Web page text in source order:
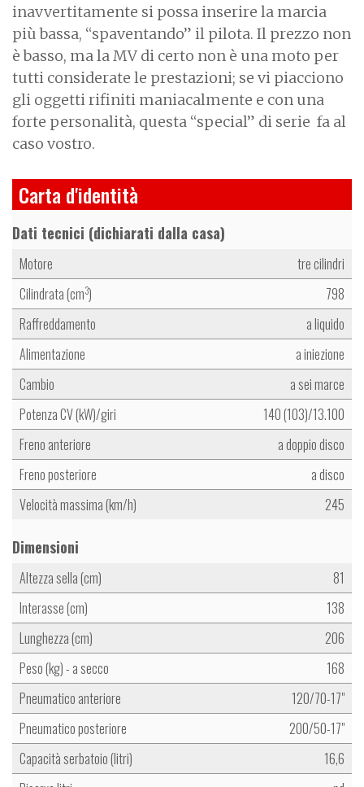
inavvertitamente si possa inserire la marcia
più bassa, “spaventando” il pilota. Il prezzo non
è basso, ma la MV di certo non è una moto per
tutti considerate le prestazioni; se vi piacciono
gli oggetti rifiniti maniacalmente e con una
forte personalità, questa “special” di serie fa al
caso vostro.
Carta d'identità
Dati tecnici (dichiarati dalla casa)
Motore
tre cilindri
Cilindrata (cm3)
798
Raffreddamento
a liquido
Alimentazione
a iniezione
Cambio
a sei marce
Potenza CV (kW)/giri
140 (103)/13.100
Freno anteriore
a doppio disco
Freno posteriore
a disco
Velocità massima (km/h)
245
Dimensioni
Altezza sella (cm)
81
Interasse (cm)
138
Lunghezza (cm)
206
Peso (kg) - a secco
168
Pneumatico anteriore
120/70-17"
Pneumatico posteriore
200/50-17"
Capacità serbatoio (litri)
16,6